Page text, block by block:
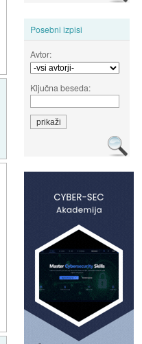
Posebni izpisi
Avtor:
Ključna beseda: